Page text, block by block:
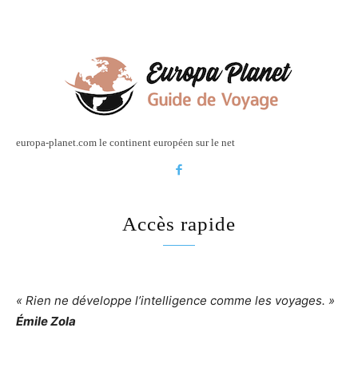
europa-planet.com le continent européen sur le net
Accès rapide
« Rien ne développe l’intelligence comme les voyages. »
Émile Zola